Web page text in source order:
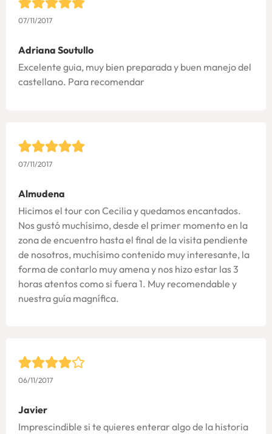
07/11/2017
Adriana Soutullo
Excelente guia, muy bien preparada y buen manejo del
castellano. Para recomendar
07/11/2017
Almudena
Hicimos el tour con Cecilia y quedamos encantados.
Nos gustó muchísimo, desde el primer momento en la
zona de encuentro hasta el final de la visita pendiente
de nosotros, muchísimo contenido muy interesante, la
forma de contarlo muy amena y nos hizo estar las 3
horas atentos como si fuera 1. Muy recomendable y
nuestra guía magnífica.
06/11/2017
Javier
Imprescindible si te quieres enterar algo de la historia